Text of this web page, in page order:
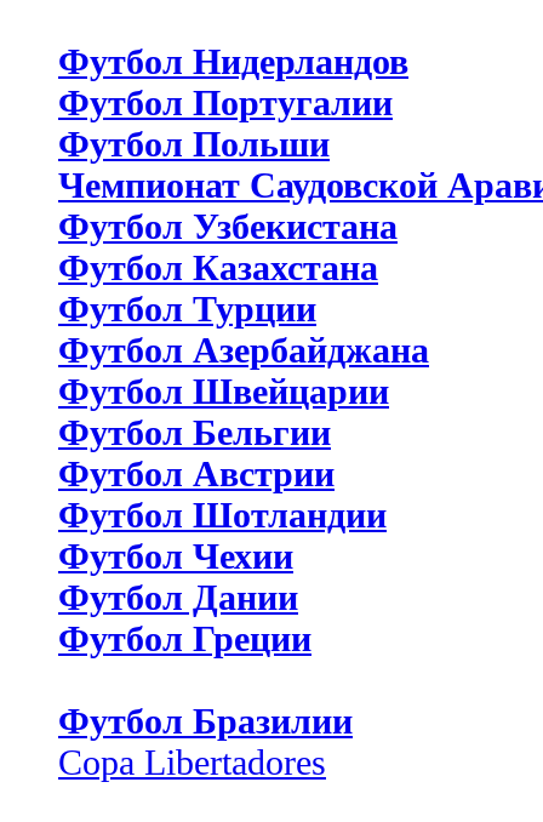
Футбол Нидерландов
Футбол Португалии
Футбол Польши
Чемпионат Саудовской
Футбол Узбекистана
Футбол Казахстана
Футбол Турции
Футбол Азербайджана
Футбол Швейцарии
Футбол Бельгии
Футбол Австрии
Футбол Шотландии
Футбол Чехии
Футбол Дании
Футбол Греции
Футбол Бразилии
Copa Libertadores